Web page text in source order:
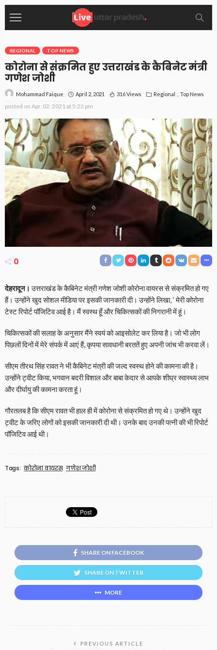
REGIONAL TOP NEWS
कोरोना से संक्रमित हुए उत्तराखंड के कैबिनेट मंत्री
गणेश जोशी
Mohammad Faique April 2, 2021 316 Views Regional Top News
posted on Apr. 02, 2021 at 5:22 pm
0
देहरादून। उत्तराखंड के कैबिनेट मंत्री गणेश जोशी कोरोना वायरस से संक्रमित हो गए
हैं। उन्होंने खुद सोशल मीडिया पर इसकी जानकारी दी। उन्होंने लिखा, ‘ मेरी कोरोना
टेस्ट रिपोर्ट पॉजिटिव आई है। मैं स्वस्थ हूँ और चिकित्सकों की निगरानी में हूं।
चिकित्सकों की सलाह के अनुसार मैंने स्वयं को आइसोलेट कर लिया है। जो भी लोग
पिछलों दिनों में मेरे संपर्क में आएं हैं, कृपया सावधानी बरततें हुए अपनी जांच भी करवा लें।
सीएम तीरथ सिंह रावत ने भी कैबिनेट मंत्री की जल्द स्वस्थ होने की कामना की है।
उन्होंने ट्वीट किया, भगवान बदरी विशाल और बाबा केदार से आपके शीघ्र स्वास्थ्य लाभ
और दीर्घायु की कामना करता हूं।
गौरतलब है कि सीएम रावत भी हाल ही में कोरोना से संक्रमित हो गए थे। उन्होंने खुद
ट्वीट के जरिए लोगों को इसकी जानकारी दी थी। उनके बाद उनकी पत्नी की भी रिपोर्ट
पॉजिटिव आई थी।
Tags: कोरोना वायरस गणेश जोशी
SHARE ON FACEBOOK
SHARE ON TWITTER
MORE
PREVIOUS ARTICLE